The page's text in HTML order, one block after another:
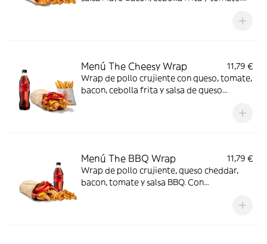
Menú The Cheesy Wrap
11,79 €
Wrap de pollo crujiente con queso, tomate,
bacon, cebolla frita y salsa de queso
Menú The BBQ Wrap
11,79 €
Wrap de pollo crujiente, queso cheddar,
bacon, tomate y salsa BBQ. Con